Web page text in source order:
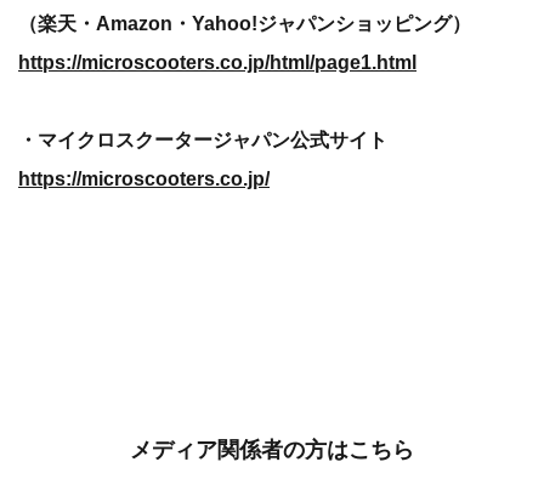
（楽天・Amazon・Yahoo!ジャパンショッピング）
https://microscooters.co.jp/html/page1.html
・マイクロスクータージャパン公式サイト
https://microscooters.co.jp/
メディア関係者の方はこちら